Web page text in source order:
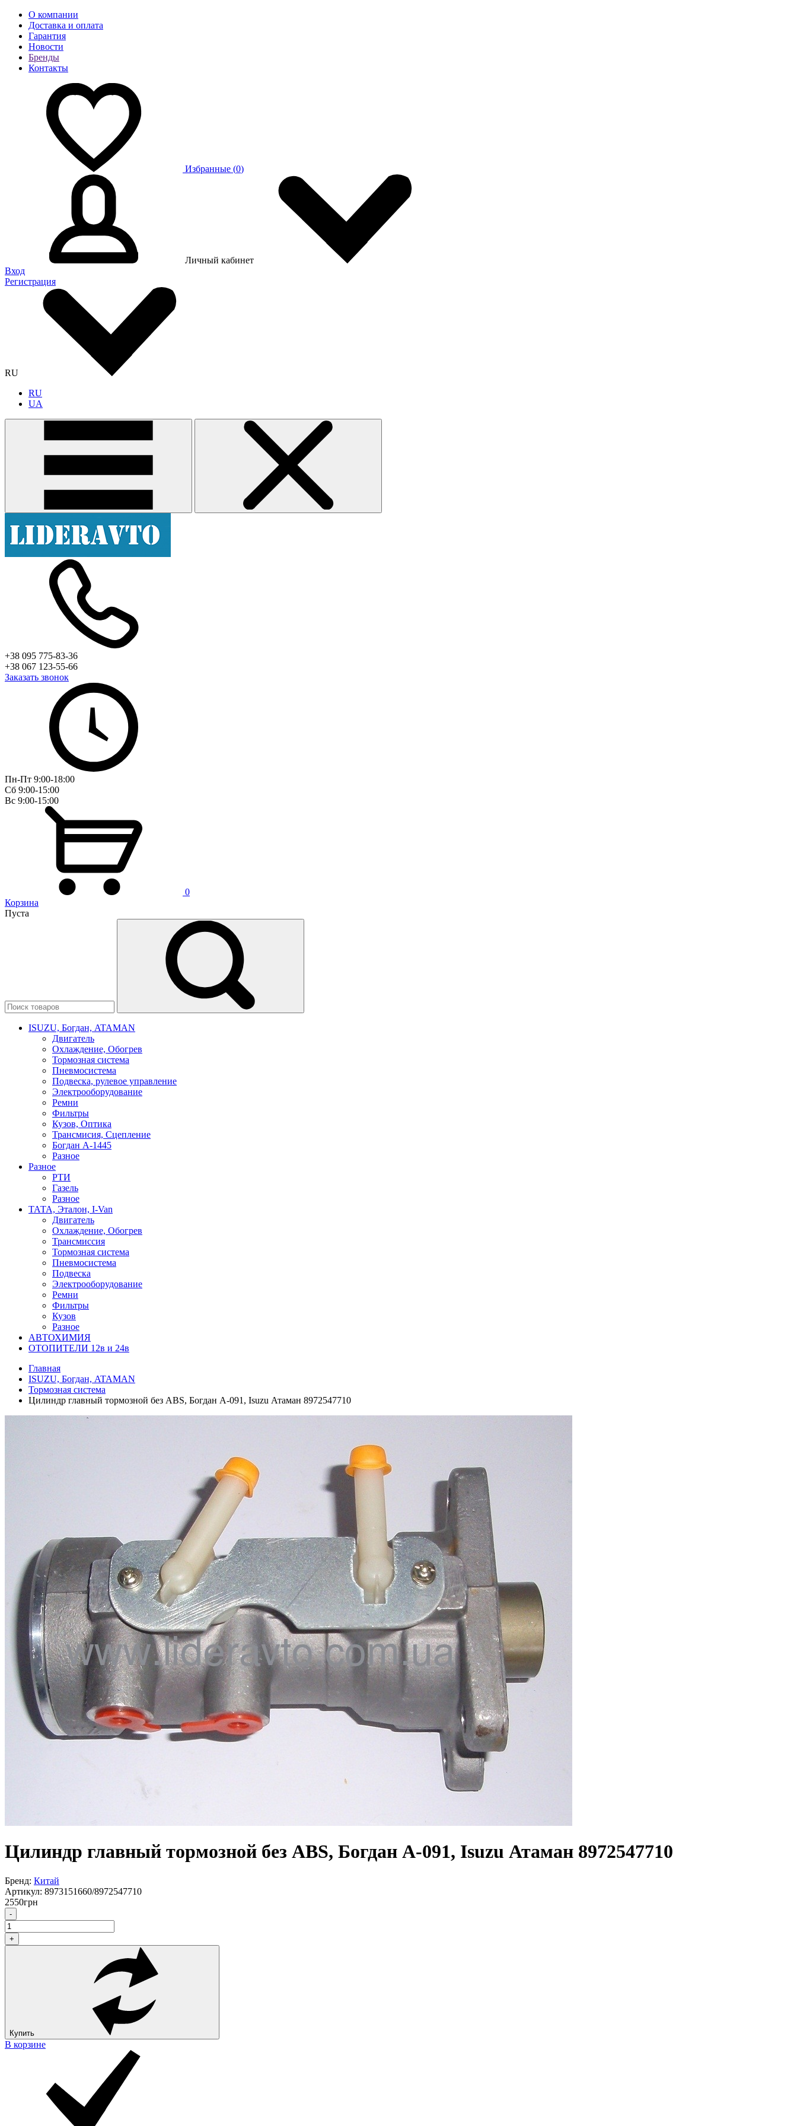
О компании
Доставка и оплата
Гарантия
Новости
Бренды
Контакты
Избранные (0)
Личный кабинет
Вход
Регистрация
RU
RU
UA
+38 095 775-83-36
+38 067 123-55-66
Заказать звонок
Пн-Пт 9:00-18:00
Сб 9:00-15:00
Вс 9:00-15:00
0
Корзина
Пуста
ISUZU, Богдан, ATAMAN
Двигатель
Охлаждение, Обогрев
Тормозная система
Пневмосистема
Подвеска, рулевое управление
Электрооборудование
Ремни
Фильтры
Кузов, Оптика
Трансмисия, Сцепление
Богдан А-1445
Разное
Разное
РТИ
Газель
Разное
ТАТА, Эталон, I-Van
Двигатель
Охлаждение, Обогрев
Трансмиссия
Тормозная система
Пневмосистема
Подвеска
Электрооборудование
Ремни
Фильтры
Кузов
Разное
АВТОХИМИЯ
ОТОПИТЕЛИ 12в и 24в
Главная
ISUZU, Богдан, ATAMAN
Тормозная система
Цилиндр главный тормозной без ABS, Богдан А-091, Isuzu Атаман 8972547710
Цилиндр главный тормозной без ABS, Богдан А-091, Isuzu Атаман 8972547710
Бренд: Китай
Артикул: 8973151660/8972547710
2550грн
-
+
Купить
В корзине